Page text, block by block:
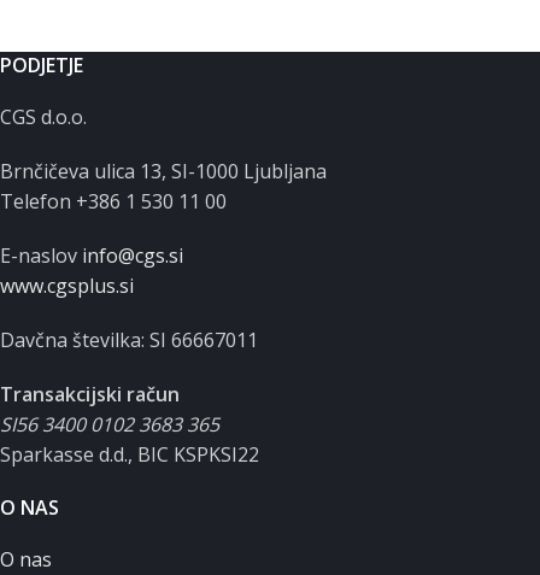
PODJETJE
CGS d.o.o.
Brnčičeva ulica 13, SI-1000 Ljubljana
Telefon +386 1 530 11 00
E-naslov info@cgs.si
www.cgsplus.si
Davčna številka: SI 66667011
Transakcijski račun
SI56 3400 0102 3683 365
Sparkasse d.d., BIC KSPKSI22
O NAS
O nas